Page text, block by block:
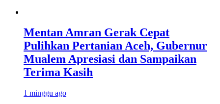
Mentan Amran Gerak Cepat
Pulihkan Pertanian Aceh, Gubernur
Mualem Apresiasi dan Sampaikan
Terima Kasih
1 minggu ago